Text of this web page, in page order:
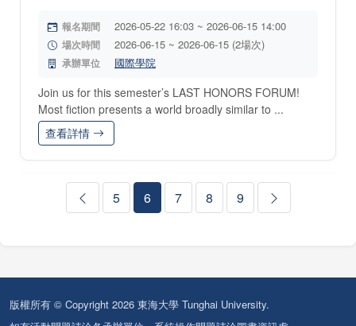
報名期間 2026-05-22 16:03 ~ 2026-06-15 14:00
場次時間 2026-06-15 ~ 2026-06-15 (2場次)
承辦單位 國際學院
Join us for this semester’s LAST HONORS FORUM!
Most fiction presents a world broadly similar to ...
查看詳情
5 6 7 8 9
版權所有 © Copyright 2026 東海大學 Tunghai University.